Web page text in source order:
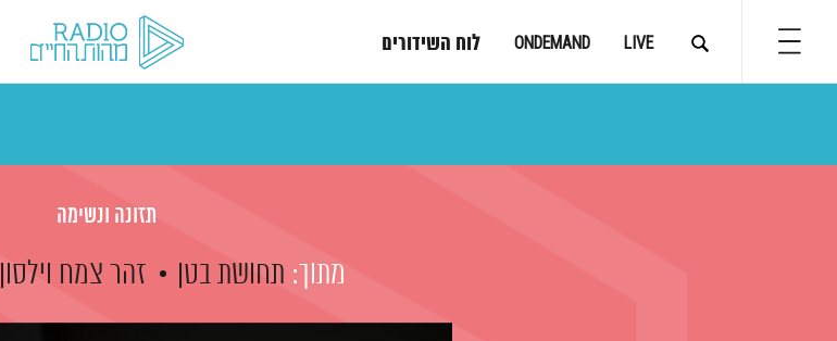
LIVE
ONDEMAND לוח השידורים
תזונה ונשימה
מתוך: תחושת בטן זהר צמח וילסון